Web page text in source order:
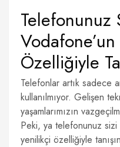
Telefonunuz
Özelliğiyle
Telefonlar artık sadece
kullanılmıyor. Gelişen
yaşamlarımızın
Peki, ya telefonunuz sizi
yenilikçi özelliğiyle